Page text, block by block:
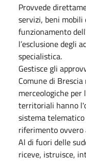
Provvede
servizi, beni mobili
funzionamento
l’esclusione degli
specialistica.
Gestisce gli
Comune di
merceologiche
territoriali hanno
sistema
riferimento ovvero
Al di fuori delle
riceve, istruisce,